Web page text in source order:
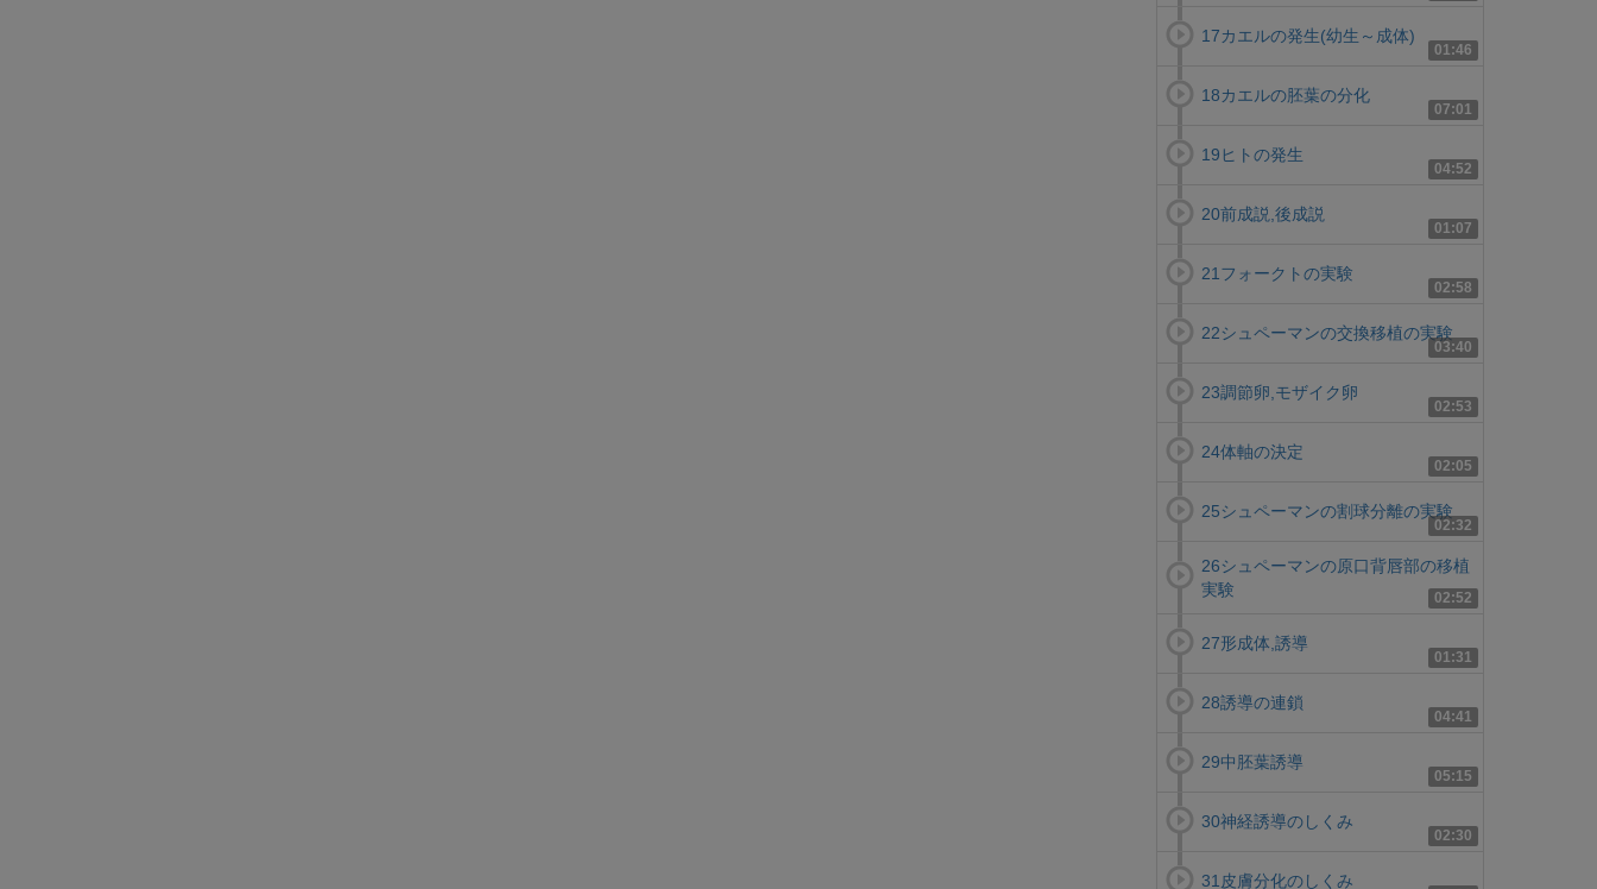
01:46
17カエルの発生(幼生～成体)
07:01
18カエルの胚葉の分化
04:52
19ヒトの発生
01:07
20前成説,後成説
02:58
21フォークトの実験
03:40
22シュペーマンの交換移植の実験
02:53
23調節卵,モザイク卵
02:05
24体軸の決定
02:32
25シュペーマンの割球分離の実験
02:52
26シュペーマンの原口背唇部の移植
実験
01:31
27形成体,誘導
04:41
28誘導の連鎖
05:15
29中胚葉誘導
02:30
30神経誘導のしくみ
31皮膚分化のしくみ